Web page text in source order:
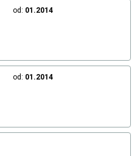
od: 01.2014
od: 01.2014